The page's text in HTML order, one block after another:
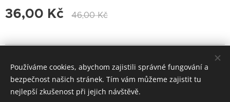
36,00 Kč 46,00Kč
Cookies
Používáme cookies, abychom zajistili správné fungování a
bezpečnost našich stránek. Tím vám můžeme zajistit tu
nejlepší zkušenost při jejich návštěvě.